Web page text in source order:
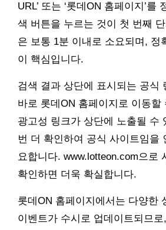
URL’ 또는 ‘롯데ON 홈페이지’를
색 버튼을 누르는 것이 첫 번째
은 보통 1분 이내로 소요되며, 정
이 핵심입니다.
검색 결과 상단에 표시되는 공식
바로 롯데ON 홈페이지로 이동할
광고성 링크가 상단에 노출될 수
번 더 확인하여 공식 사이트임을
요합니다. www.lotteon.com으로
확인하면 더욱 확실합니다.
롯데ON 홈페이지에서는 다양한
이벤트가 수시로 업데이트되므